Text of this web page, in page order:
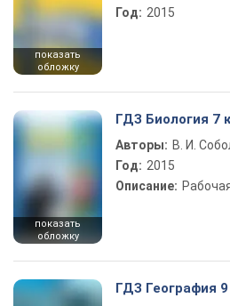
показать
обложку
Год: 2015
показать
обложку
ГДЗ Биология 7
Авторы: В. И.
Год: 2015
Описание:
ГДЗ География